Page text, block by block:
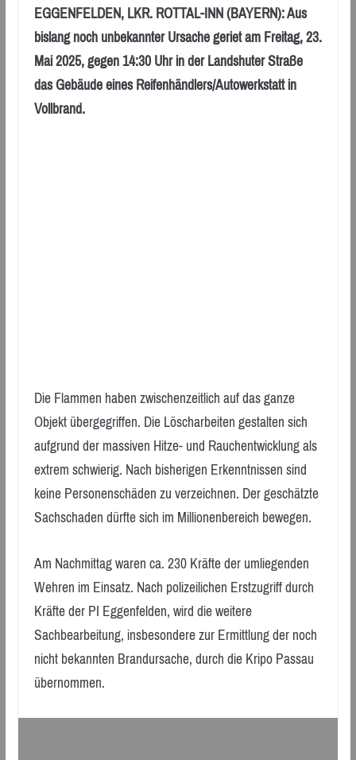
EGGENFELDEN, LKR. ROTTAL-INN (BAYERN): Aus
bislang noch unbekannter Ursache geriet am Freitag, 23.
Mai 2025, gegen 14:30 Uhr in der Landshuter Straße
das Gebäude eines Reifenhändlers/Autowerkstatt in
Vollbrand.
Die Flammen haben zwischenzeitlich auf das ganze
Objekt übergegriffen. Die Löscharbeiten gestalten sich
aufgrund der massiven Hitze- und Rauchentwicklung als
extrem schwierig. Nach bisherigen Erkenntnissen sind
keine Personenschäden zu verzeichnen. Der geschätzte
Sachschaden dürfte sich im Millionenbereich bewegen.
Am Nachmittag waren ca. 230 Kräfte der umliegenden
Wehren im Einsatz. Nach polizeilichen Erstzugriff durch
Kräfte der PI Eggenfelden, wird die weitere
Sachbearbeitung, insbesondere zur Ermittlung der noch
nicht bekannten Brandursache, durch die Kripo Passau
übernommen.